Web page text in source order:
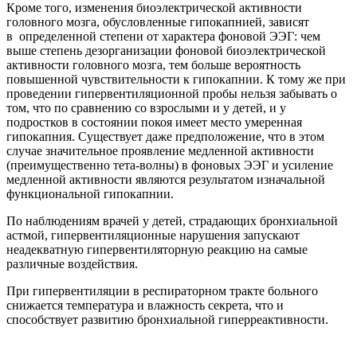
Кроме того, изменения биоэлектрической активности
головного мозга, обусловленные гипокапнией, зависят
в определенной степени от характера фоновой ЭЭГ: чем
выше степень дезорганизации фоновой биоэлектрической
активности головного мозга, тем больше вероятность
повышенной чувствительности к гипокапнии. К тому же при
проведении гипервентиляционной пробы нельзя забывать о
том, что по сравнению со взрослыми и у детей, и у
подростков в состоянии покоя имеет место умеренная
гипокапния. Существует даже предположение, что в этом
случае значительное проявление медленной активности
(преимущественно тета-волны) в фоновых ЭЭГ и усиление
медленной активности являются результатом изначальной
функциональной гипокапнии.
По наблюдениям врачей у детей, страдающих бронхиальной
астмой, гипервентиляционные нарушения запускают
неадекватную гипервентиляторную реакцию на самые
различные воздействия.
При гипервентиляции в респираторном тракте больного
снижается температура и влажность секрета, что и
способствует развитию бронхиальной гиперреактивности.